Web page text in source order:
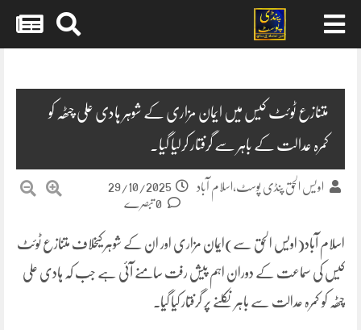
متنازع ٹوئٹ کیس میں ایمان مزاری کے شوہر ہادی علی چٹھہ کو
کمرہ عدالت کے باہر سے گرفتار کرلیا گیا۔
اویس الحق پنڈی پوسٹ،اسلام آباد
29/10/2025
اسلام آباد(اویس الحق سے)ایمان مزاری اور ان کے شوہر کیخلاف متنازع ٹوئٹ
کیس کی سماعت کے دوران اہم پیش رفت سامنے آئی ہے جب کہ ہادی علی
چٹھہ کو کمرہ عدالت سے باہر نکلنے پر گرفتار کیا گیا۔